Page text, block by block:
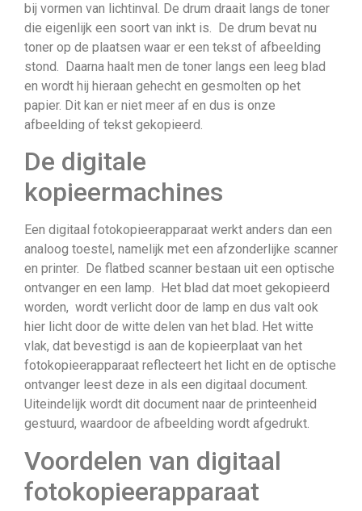
bij vormen van lichtinval. De drum draait langs de toner
die eigenlijk een soort van inkt is. De drum bevat nu
toner op de plaatsen waar er een tekst of afbeelding
stond. Daarna haalt men de toner langs een leeg blad
en wordt hij hieraan gehecht en gesmolten op het
papier. Dit kan er niet meer af en dus is onze
afbeelding of tekst gekopieerd.
De digitale
kopieermachines
Een digitaal fotokopieerapparaat werkt anders dan een
analoog toestel, namelijk met een afzonderlijke scanner
en printer. De flatbed scanner bestaan uit een optische
ontvanger en een lamp. Het blad dat moet gekopieerd
worden, wordt verlicht door de lamp en dus valt ook
hier licht door de witte delen van het blad. Het witte
vlak, dat bevestigd is aan de kopieerplaat van het
fotokopieerapparaat reflecteert het licht en de optische
ontvanger leest deze in als een digitaal document.
Uiteindelijk wordt dit document naar de printeenheid
gestuurd, waardoor de afbeelding wordt afgedrukt.
Voordelen van digitaal
fotokopieerapparaat